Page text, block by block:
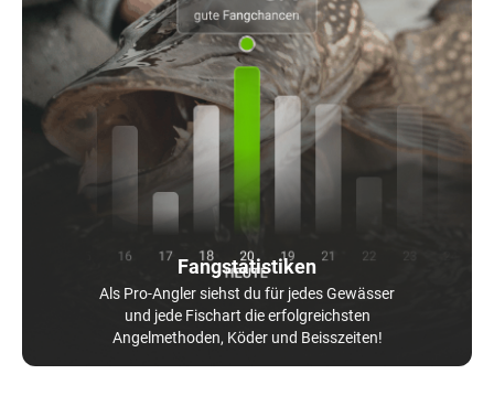
Fangstatistiken
Als Pro-Angler siehst du für jedes Gewässer
und jede Fischart die erfolgreichsten
Angelmethoden, Köder und Beisszeiten!